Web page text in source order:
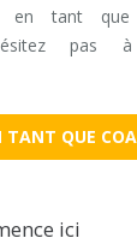
en tant que
pas
TANT QUE
ici